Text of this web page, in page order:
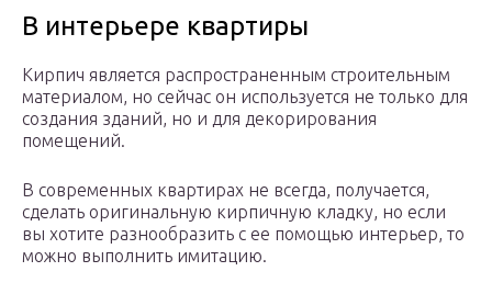
В интерьере квартиры
Кирпич является распространенным строительным
материалом, но сейчас он используется не только для
создания зданий, но и для декорирования
помещений.
В современных квартирах не всегда, получается,
сделать оригинальную кирпичную кладку, но если
вы хотите разнообразить с ее помощью интерьер, то
можно выполнить имитацию.